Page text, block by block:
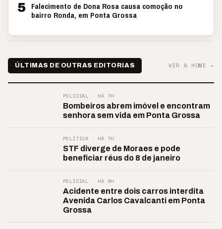
5 Falecimento de Dona Rosa causa comoção no
bairro Ronda, em Ponta Grossa
ÚLTIMAS DE OUTRAS EDITORIAS VER A HOME →
POLICIAL · HÁ 7H
Bombeiros abrem imóvel e encontram
senhora sem vida em Ponta Grossa
POLÍTICA · HÁ 7H
STF diverge de Moraes e pode
beneficiar réus do 8 de janeiro
POLICIAL · HÁ 8H
Acidente entre dois carros interdita
Avenida Carlos Cavalcanti em Ponta
Grossa